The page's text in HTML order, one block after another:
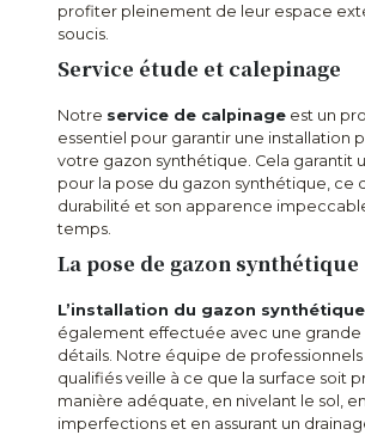
profiter pleinement de leur espace
soucis.
Service étude et calepinage
Notre service de calpinageest un
essentiel pour garantir une installation
votre gazon synthétique. Cela garantit
pour la pose du gazon synthétique, ce
durabilité et son apparence
temps.
La pose de gazon synthétique
L’installation du gazon synthétique
également effectuée avec une
détails. Notre équipe de
qualifiés veille à ce que la surface soit
manière adéquate, en nivelant le sol,
imperfections et en assurant un